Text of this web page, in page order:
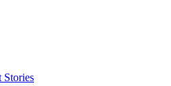
Stories